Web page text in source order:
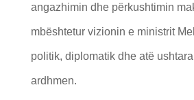
angazhimin dhe përkushtimin
mbështetur vizionin e ministrit
politik, diplomatik dhe atë
ardhmen.